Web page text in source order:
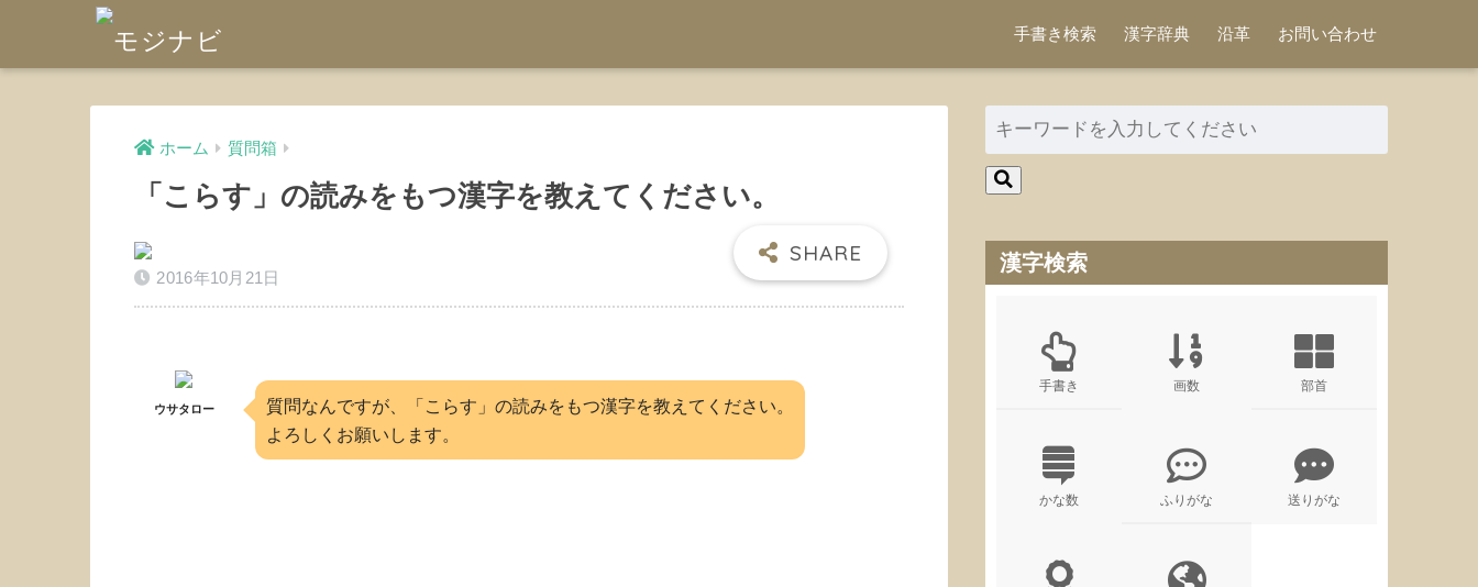
手書き検索 漢字辞典 沿革 お問い合わせ
ホーム 質問箱
「こらす」の読みをもつ漢字を教えてください。
2016年10月21日
ウサタロー
質問なんですが、「こらす」の読みをもつ漢字を教えてください。
よろしくお願いします。
漢字検索
手書き 画数 部首
かな数 ふりがな 送りがな